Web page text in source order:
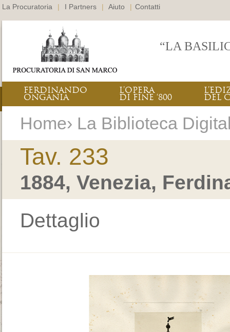
La Procuratoria | I Partners | Aiuto | Contatti
“LA
FERDINANDO
ONGANIA
L’OPERA
DI FINE ‘800 DEL
Home› La Biblioteca
Tav. 233
1884, Venezia,
Dettaglio